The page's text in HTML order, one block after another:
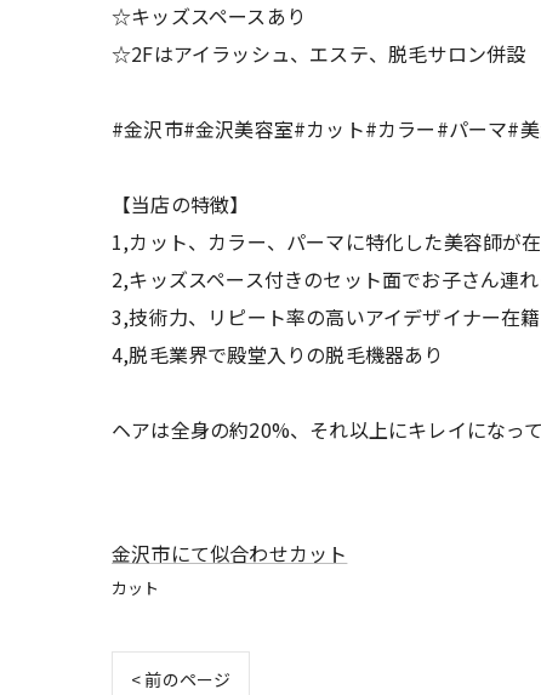
☆キッズスペースあり
☆2Fはアイラッシュ、エステ、脱毛サロン併設
#金沢市#金沢美容室#カット#カラー#パーマ#
【当店の特徴】
1,カット、カラー、パーマに特化した美容師が
2,キッズスペース付きのセット面でお子さん連
3,技術力、リピート率の高いアイデザイナー在籍
4,脱毛業界で殿堂入りの脱毛機器あり
ヘアは全身の約20%、それ以上にキレイになっ
金沢市にて似合わせカット
カット
< 前のページ